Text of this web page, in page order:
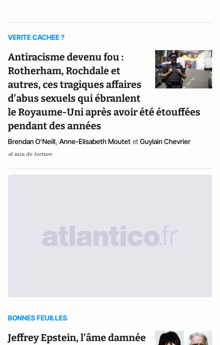
VERITE CACHEE ?
Antiracisme devenu fou :
Rotherham, Rochdale et
autres, ces tragiques affaires
d’abus sexuels qui ébranlent
le Royaume-Uni après avoir été étouffées
pendant des années
Brendan O'Neill, Anne-Elisabeth Moutet et Guylain Chevrier
16 min de lecture
BONNES FEUILLES
Jeffrey Epstein, l’âme damnée